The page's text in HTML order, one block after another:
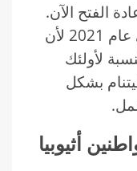
الفتح الآن.
ومن المتوقع ألا يتم افتتاحه في عام 2021 لأن
لأولئك
بشكل
أثيوبيا